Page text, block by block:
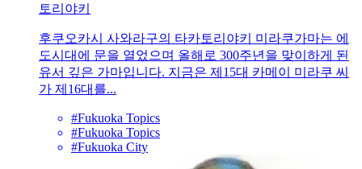
토리야키
후쿠오카시 사와라구의 타카토리야키 미라쿠가마는 에
도시대에 문을 열었으며 올해로 300주년을 맞이하게 된
유서 깊은 가마입니다. 지금은 제15대 카메이 미라쿠 씨
가 제16대를...
#Fukuoka Topics
#Fukuoka Topics
#Fukuoka City